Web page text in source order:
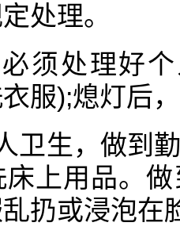
处理。
须处理好
服);熄灯后
卫生，做到
上用品。
扔或浸泡在